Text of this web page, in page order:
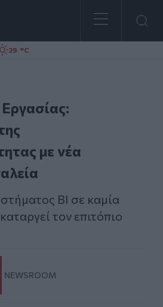
29 °C
με νέα
BI σε καμία
τον επιτόπιο
NEWSROOM